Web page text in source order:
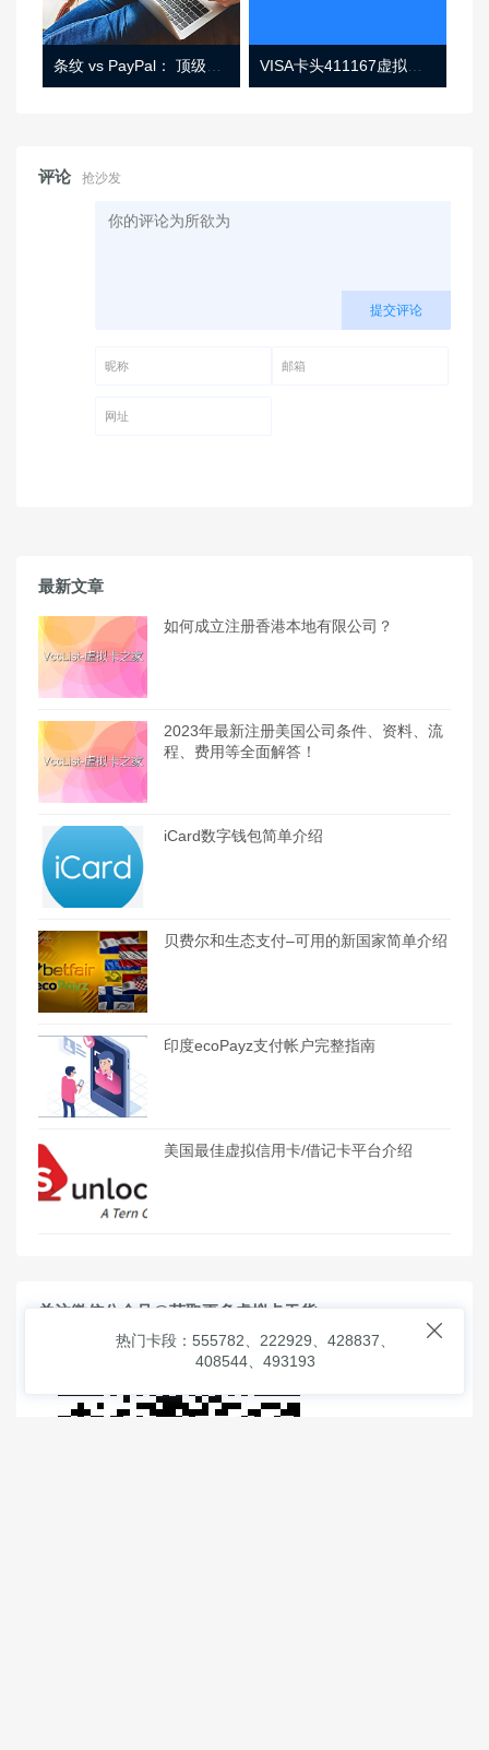
条纹 vs PayPal： 顶级功能， 定价 （和更多！ VISA卡头411167虚拟卡基础信息
评论 抢沙发
提交评论
最新文章
如何成立注册香港本地有限公司？
2023年最新注册美国公司条件、资料、流
程、费用等全面解答！
iCard数字钱包简单介绍
贝费尔和生态支付–可用的新国家简单介绍
印度ecoPayz支付帐户完整指南
美国最佳虚拟信用卡/借记卡平台介绍
关注微信公众号@获取更多虚拟卡干货

热门卡段：555782、222929、428837、
408544、493193